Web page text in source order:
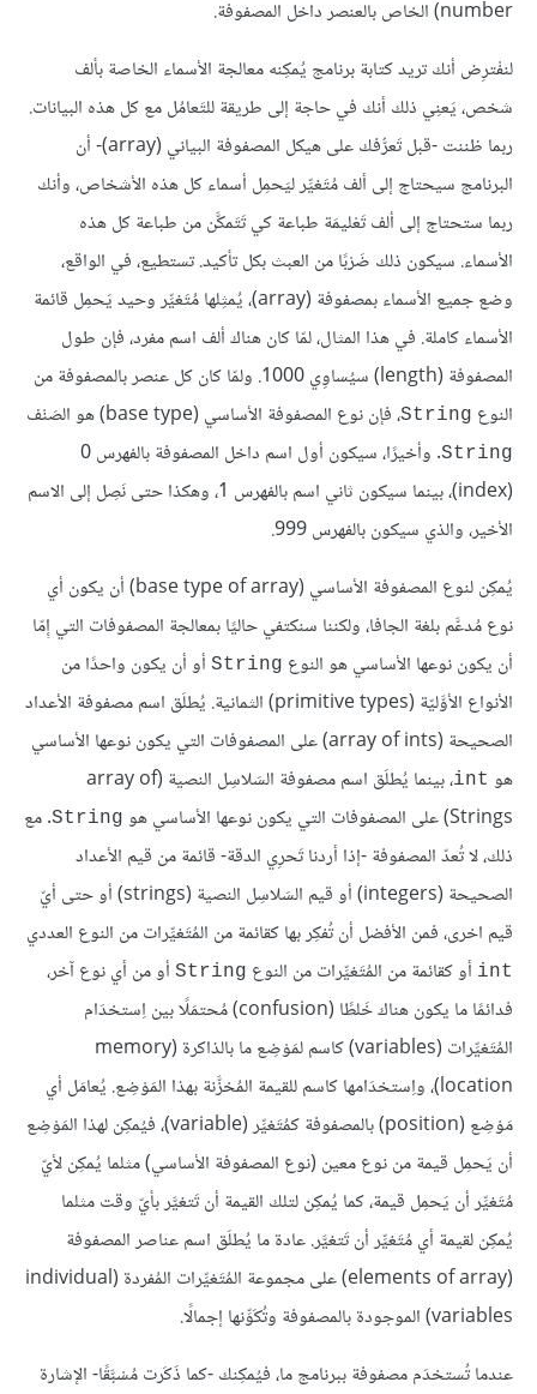
number) الخاص بالعنصر داخل المصفوفة.
لنفْترِض أنك تريد كتابة برنامج يُمكِنه معالجة الأسماء الخاصة بألف
شخص، يَعنِي ذلك أنك في حاجة إلى طريقة للتَعامُل مع كل هذه البيانات.
ربما ظننت -قبل تَعرُّفك على هيكل المصفوفة البياني (array)- أن
البرنامج سيحتاج إلى ألف مُتَغيِّر ليَحمِل أسماء كل هذه الأشخاص، وأنك
ربما ستحتاج إلى ألف تَعْليمَة طباعة كي تَتَمكَّن من طباعة كل هذه
الأسماء. سيكون ذلك ضَرْبًا من العبث بكل تأكيد. تستطيع، في الواقع،
وضع جميع الأسماء بمصفوفة (array)، يُمثِلها مُتَغيِّر وحيد يَحمِل قائمة
الأسماء كاملة. في هذا المثال، لمّا كان هناك ألف اسم مفرد، فإن طول
المصفوفة (length) سيُساوِي 1000. ولمّا كان كل عنصر بالمصفوفة من
النوع String، فإن نوع المصفوفة الأساسي (base type) هو الصَنْف
String
. وأخيرًا، سيكون أول اسم داخل المصفوفة بالفهرس 0
(index)، بينما سيكون ثاني اسم بالفهرس 1، وهكذا حتى نَصِل إلى الاسم
الأخير، والذي سيكون بالفهرس 999.
يُمكِن لنوع المصفوفة الأساسي (base type of array) أن يكون أي
نوع مُدعَّم بلغة الجافا، ولكننا سنكتفي حاليًا بمعالجة المصفوفات التي إِمّا
أن يكون نوعها الأساسي هو النوع String أو أن يكون واحدًا من
الأنواع الأوَّليّة (primitive types) الثمانية. يُطلَق اسم مصفوفة الأعداد
الصحيحة (array of ints) على المصفوفات التي يكون نوعها الأساسي
هو int
، بينما يُطلَق اسم مصفوفة السَلاسِل النصية (array of
Strings) على المصفوفات التي يكون نوعها الأساسي هو
String. مع
ذلك، لا تُعدّ المصفوفة -إذا أردنا تَحرِي الدقة- قائمة من قيم الأعداد
الصحيحة (integers) أو قيم السَلاسِل النصية (strings) أو حتى أيّ
قيم اخرى، فمن الأفضل أن تُفكِر بها كقائمة من المُتَغيِّرات من النوع العددي
int أو كقائمة من المُتَغيِّرات من النوع String أو من أي نوع آخر،
فدائمًا ما يكون هناك خَلطًا (confusion) مُحتمَلًا بين اِستخدَام
المُتَغيِّرات (variables) كاسم لمَوْضِع ما بالذاكرة (memory
location)، واِستخدَامها كاسم للقيمة المُخزَّنة بهذا المَوْضِع. يُعامَل أي
مَوْضِع (position) بالمصفوفة كمُتَغيِّر (variable)، فيُمكِن لهذا المَوْضِع
أن يَحمِل قيمة من نوع معين (نوع المصفوفة الأساسي) مثلما يُمكِن لأيّ
مُتَغيِّر أن يَحمِل قيمة، كما يُمكِن لتلك القيمة أن تَتغيَّر بأيّ وقت مثلما
يُمكِن لقيمة أي مُتَغيِّر أن تَتغيَّر. عادة ما يُطلَق اسم عناصر المصفوفة
(elements of array) على مجموعة المُتَغيِّرات المُفردة (individual
variables) الموجودة بالمصفوفة وتُكَوِّنها إجمالًا.
عندما تُستخدَم مصفوفة ببرنامج ما، فيُمكِنك -كما ذَكَرت مُسْبَّقًا- الإشارة